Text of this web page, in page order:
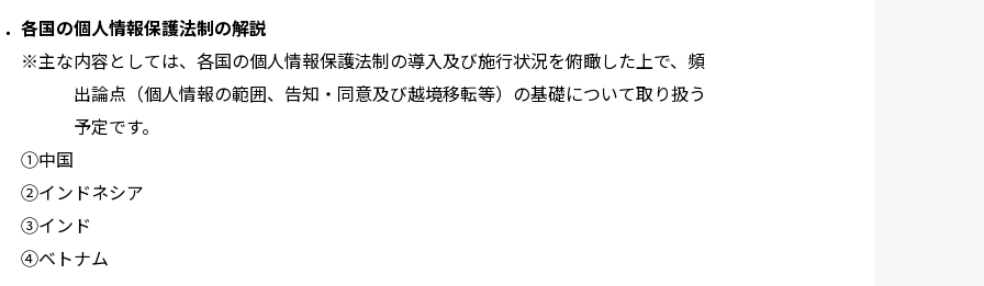
各国の個人情報保護法制の解説
※主な内容としては、各国の個人情報保護法制の導入及び施行状況を俯瞰した上で、頻
出論点（個人情報の範囲、告知・同意及び越境移転等）の基礎について取り扱う
予定です。
①中国
②インドネシア
③インド
④ベトナム